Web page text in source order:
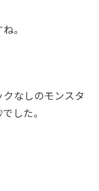
。
なしのモンスタ
した。